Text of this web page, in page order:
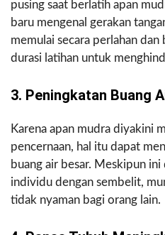
pusing saat berlatih apan
baru mengenal gerakan
memulai secara perlahan
durasi latihan untuk
3. Peningkatan Buang
Karena apan mudra diyakini
pencernaan, hal itu dapat
buang air besar. Meskipun
individu dengan sembelit,
tidak nyaman bagi orang lain.